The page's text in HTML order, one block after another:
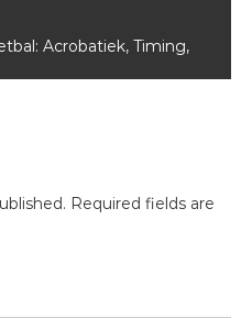
Acrobatiek, Timing,
Required fields are